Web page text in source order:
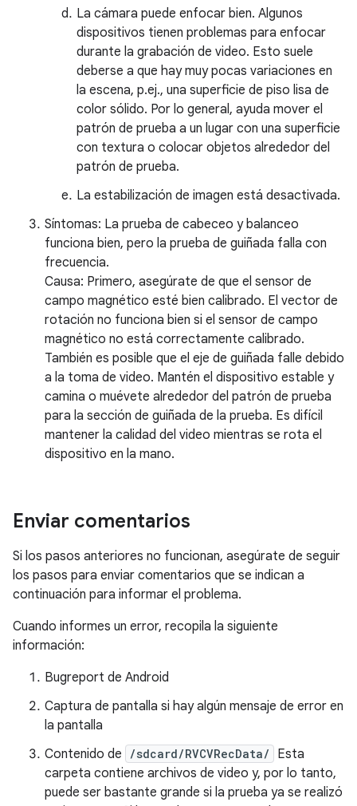
La cámara puede enfocar bien. Algunos
dispositivos tienen problemas para enfocar
durante la grabación de video. Esto suele
deberse a que hay muy pocas variaciones en
la escena, p.ej., una superficie de piso lisa de
color sólido. Por lo general, ayuda mover el
patrón de prueba a un lugar con una superficie
con textura o colocar objetos alrededor del
patrón de prueba.
La estabilización de imagen está desactivada.
Síntomas: La prueba de cabeceo y balanceo
funciona bien, pero la prueba de guiñada falla con
frecuencia.
Causa: Primero, asegúrate de que el sensor de
campo magnético esté bien calibrado. El vector de
rotación no funciona bien si el sensor de campo
magnético no está correctamente calibrado.
También es posible que el eje de guiñada falle debido
a la toma de video. Mantén el dispositivo estable y
camina o muévete alrededor del patrón de prueba
para la sección de guiñada de la prueba. Es difícil
mantener la calidad del video mientras se rota el
dispositivo en la mano.
Enviar comentarios
Si los pasos anteriores no funcionan, asegúrate de seguir
los pasos para enviar comentarios que se indican a
continuación para informar el problema.
Cuando informes un error, recopila la siguiente
información:
Bugreport de Android
Captura de pantalla si hay algún mensaje de error en
la pantalla
Contenido de
/sdcard/RVCVRecData/
Esta
carpeta contiene archivos de video y, por lo tanto,
puede ser bastante grande si la prueba ya se realizó